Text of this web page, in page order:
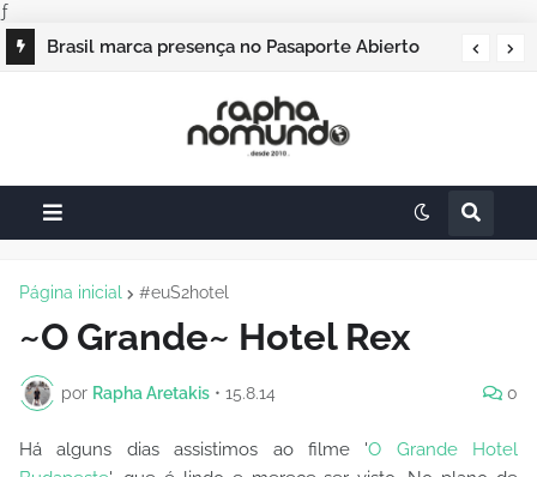
ƒ
Brasil marca presença no Pasaporte Abierto
Campos do Jordão vai sediar o Pasaporte
Página inicial #euS2hotel
~O Grande~ Hotel Rex
por Rapha Aretakis • 15.8.14 0
Há alguns dias assistimos ao filme 'O Grande Hotel